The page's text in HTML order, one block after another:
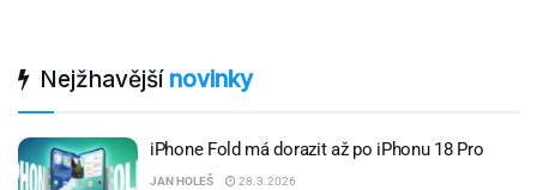
Nejžhavějšínovinky
iPhone Fold má dorazit až po iPhonu 18 Pro
JAN HOLEŠ 28.3.2026